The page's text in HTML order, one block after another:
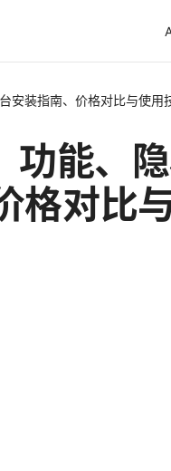
安装指南、价格对比与使用
能、
格对比